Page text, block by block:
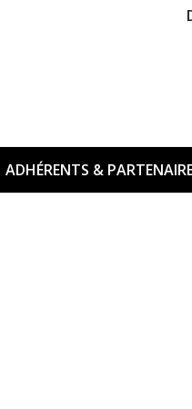
ADHÉRENTS &